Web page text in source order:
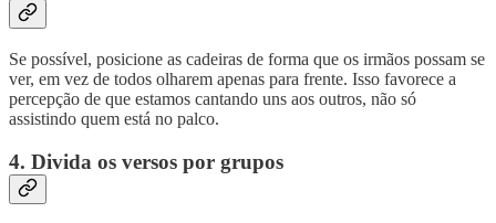
Se possível, posicione as cadeiras de forma que os irmãos possam se
ver, em vez de todos olharem apenas para frente. Isso favorece a
percepção de que estamos cantando uns aos outros, não só
assistindo quem está no palco.
4. Divida os versos por grupos